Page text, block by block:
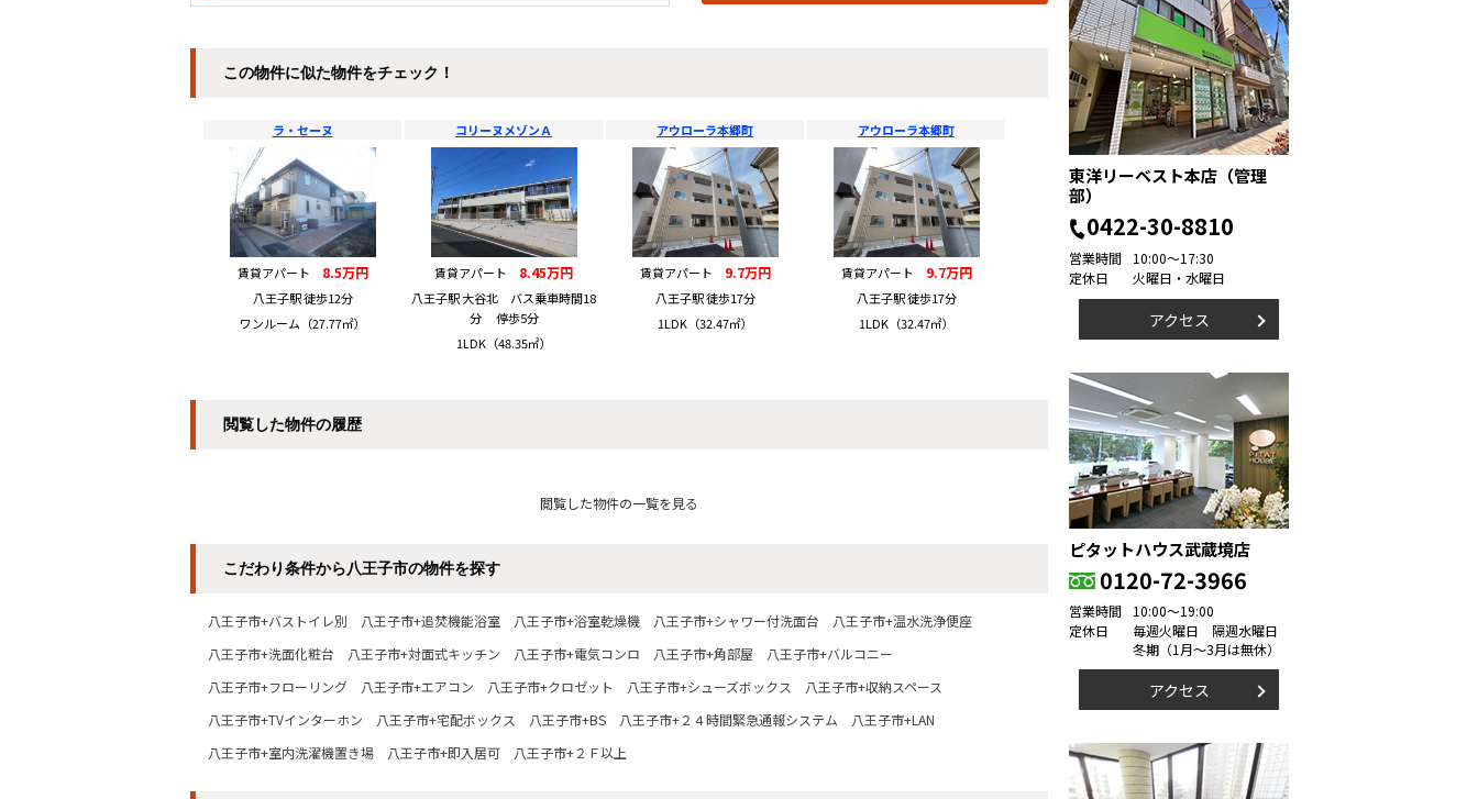
この物件に似た物件をチェック！
ラ・セーヌ
賃貸アパート 8.5万円
八王子駅 徒歩12分
ワンルーム（27.77㎡）
コリーヌメゾンＡ
賃貸アパート 8.45万円
八王子駅 大谷北 バス乗車時間18
分 停歩5分
1LDK（48.35㎡）
アウローラ本郷町
賃貸アパート 9.7万円
八王子駅 徒歩17分
1LDK（32.47㎡）
アウローラ本郷町
賃貸アパート 9.7万円
八王子駅 徒歩17分
1LDK（32.47㎡）
閲覧した物件の履歴
閲覧した物件の一覧を見る
こだわり条件から八王子市の物件を探す
八王子市+バストイレ別 八王子市+追焚機能浴室 八王子市+浴室乾燥機 八王子市+シャワー付洗面台
八王子市+温水洗浄便座
八王子市+洗面化粧台
八王子市+対面式キッチン 八王子市+電気コンロ 八王子市+角部屋
八王子市+バルコニー
八王子市+フローリング
八王子市+エアコン 八王子市+クロゼット 八王子市+シューズボックス
八王子市+収納スペース
八王子市+TVインターホン
八王子市+宅配ボックス 八王子市+BS 八王子市+２４時間緊急通報システム
八王子市+LAN
八王子市+室内洗濯機置き場
八王子市+即入居可 八王子市+２Ｆ以上
東洋リーベスト本店（管理
部）
0422-30-8810
営業時間
10:00～17:30
定休日
火曜日・水曜日
アクセス
ピタットハウス武蔵境店
0120-72-3966
営業時間
10:00～19:00
定休日
毎週火曜日 隔週水曜日
冬期（1月～3月は無休）
アクセス